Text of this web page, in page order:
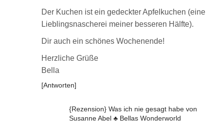
Der Kuchen ist ein gedeckter Apfelkuchen (eine
Lieblingsnascherei meiner besseren Hälfte).
Dir auch ein schönes Wochenende!
Herzliche Grüße
Bella
Antworten
{Rezension} Was ich nie gesagt habe von
Susanne Abel ♣ Bellas Wonderworld